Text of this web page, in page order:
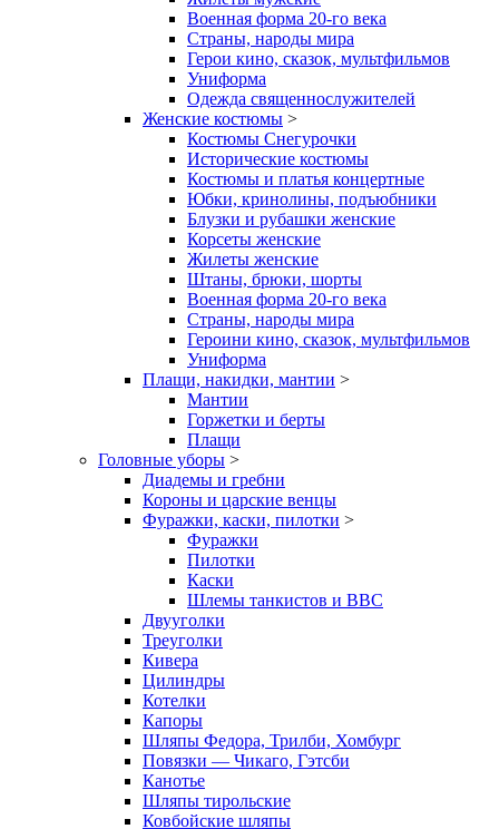
Военная форма 20-го века
Страны, народы мира
Герои кино, сказок, мультфильмов
Униформа
Одежда священнослужителей
Женские костюмы >
Костюмы Снегурочки
Исторические костюмы
Костюмы и платья концертные
Юбки, кринолины, подъюбники
Блузки и рубашки женские
Корсеты женские
Жилеты женские
Штаны, брюки, шорты
Военная форма 20-го века
Страны, народы мира
Героини кино, сказок, мультфильмов
Униформа
Плащи, накидки, мантии >
Мантии
Горжетки и берты
Плащи
Головные уборы >
Диадемы и гребни
Короны и царские венцы
Фуражки, каски, пилотки >
Фуражки
Пилотки
Каски
Шлемы танкистов и ВВС
Двууголки
Треуголки
Кивера
Цилиндры
Котелки
Капоры
Шляпы Федора, Трилби, Хомбург
Повязки — Чикаго, Гэтсби
Канотье
Шляпы тирольские
Ковбойские шляпы